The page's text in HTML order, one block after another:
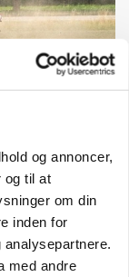
og annoncer,
og til at
om din
inden for
med andre
i år